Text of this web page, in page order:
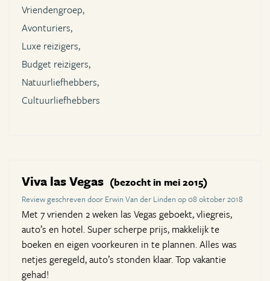
Vriendengroep,
Avonturiers,
Luxe reizigers,
Budget reizigers,
Natuurliefhebbers,
Cultuurliefhebbers
Viva las Vegas (bezocht in mei 2015)
Review geschreven door Erwin Van der Linden op 08 oktober 2018
Met 7 vrienden 2 weken las Vegas geboekt, vliegreis,
auto’s en hotel. Super scherpe prijs, makkelijk te
boeken en eigen voorkeuren in te plannen. Alles was
netjes geregeld, auto’s stonden klaar. Top vakantie
gehad!